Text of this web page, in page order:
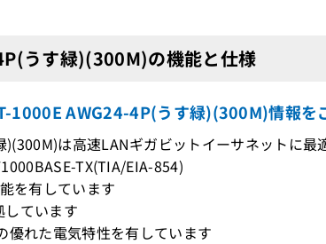
うす緑)(300M)の機能と仕様
1000E AWG24-4P(うす緑)(300M)情報を
は高速LANギガビットイーサネットに最
TX(TIA/EIA-854)
を有しています
しています
優れた電気特性を有しています